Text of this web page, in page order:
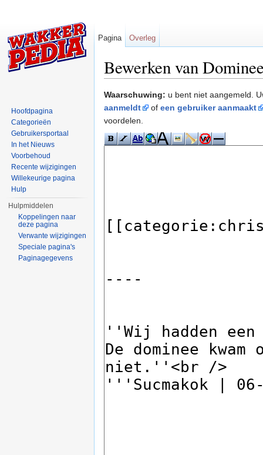
Bewerken van
Waarschuwing: u bent niet aangemeld.
aanmeldt
of een gebruiker aanmaakt
voordelen.
Pagina Overleg
Hoofdpagina
Categorieën
Gebruikersportaal
In het Nieuws
Voorbehoud
Recente wijzigingen
Willekeurige pagina
Hulp
Hulpmiddelen
Koppelingen naar
deze pagina
Verwante wijzigingen
Speciale pagina's
Paginagegevens